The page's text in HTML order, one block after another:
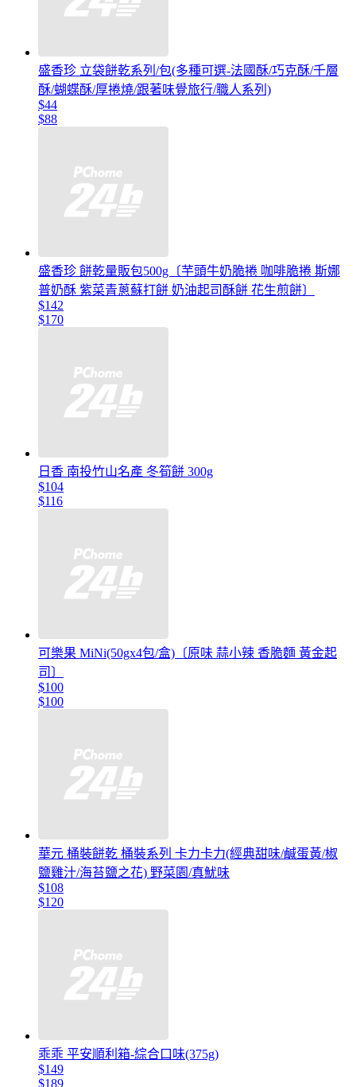
盛香珍 立袋餅乾系列/包(多種可選-法國酥/巧克酥/千層
酥/蝴蝶酥/厚捲燒/跟著味覺旅行/職人系列)
$44
$88
盛香珍 餅乾量販包500g〔芋頭牛奶脆捲 咖啡脆捲 斯娜
普奶酥 紫菜青蔥蘇打餅 奶油起司酥餅 花生煎餅〕
$142
$170
日香 南投竹山名產 冬筍餅 300g
$104
$116
可樂果 MiNi(50gx4包/盒)〔原味 蒜小辣 香脆麵 黃金起
司〕
$100
$100
華元 桶裝餅乾 桶裝系列 卡力卡力(經典甜味/鹹蛋黃/椒
鹽雞汁/海苔鹽之花) 野菜園/真魷味
$108
$120
乖乖 平安順利箱-綜合口味(375g)
$149
$189